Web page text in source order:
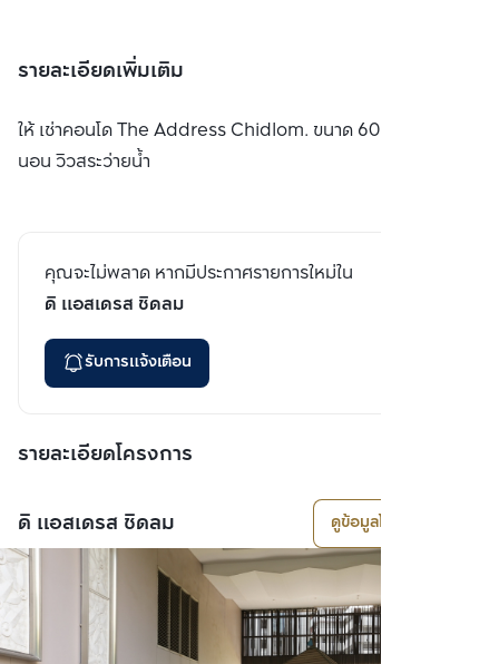
รายละเอียดเพิ่มเติม
ให้ เช่าคอนโด The Address Chidlom. ขนาด 60 ตร.ม. 1 ห้อง
นอน วิวสระว่ายน้ำ
คุณจะไม่พลาด หากมีประกาศรายการใหม่ใน
ดิ แอสเดรส ชิดลม
รับการแจ้งเตือน
รายละเอียดโครงการ
ดิ แอสเดรส ชิดลม ดูข้อมูลโครงการ